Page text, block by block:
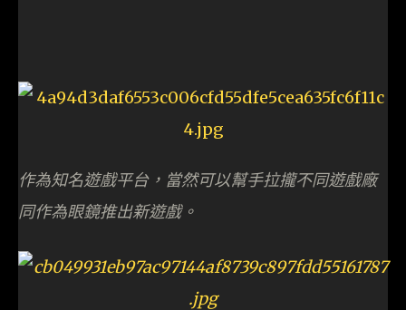
作為知名遊戲平台，當然可以幫手拉攏不同遊戲廠
同作為眼鏡推出新遊戲。